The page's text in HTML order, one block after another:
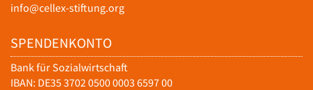
info@cellex-stiftung.org
SPENDENKONTO
Bank für Sozialwirtschaft
IBAN: DE35 3702 0500 0003 6597 00